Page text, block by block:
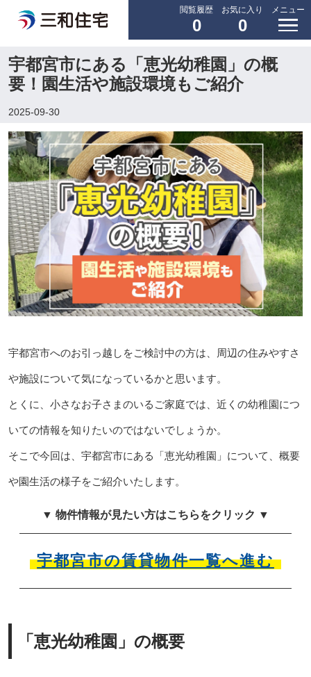
閲覧履歴
0
お気に入り
0
メニュー
宇都宮市にある「恵光幼稚園」の概
要！園生活や施設環境もご紹介
2025-09-30
宇都宮市へのお引っ越しをご検討中の方は、周辺の住みやすさ
や施設について気になっているかと思います。
とくに、小さなお子さまのいるご家庭では、近くの幼稚園につ
いての情報を知りたいのではないでしょうか。
そこで今回は、宇都宮市にある「恵光幼稚園」について、概要
や園生活の様子をご紹介いたします。
▼ 物件情報が見たい方はこちらをクリック ▼
宇都宮市の賃貸物件一覧へ進む
「恵光幼稚園」の概要